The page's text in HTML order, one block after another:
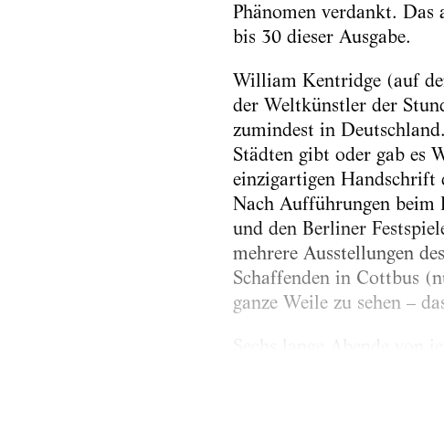
Phänomen verdankt. Das
bis 30 dieser Ausgabe.
William Kentridge (auf
der Weltkünstler der
zumindest in
Städten gibt oder gab es
einzigartigen Handschrift
Nach Aufführungen beim
und den Berliner
mehrere Ausstellungen
Schaffenden in Cottbus
ganze Weile zu sehen –